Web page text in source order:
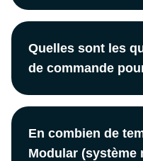
Quelles sont les
de commande
En combien de
Modular (système